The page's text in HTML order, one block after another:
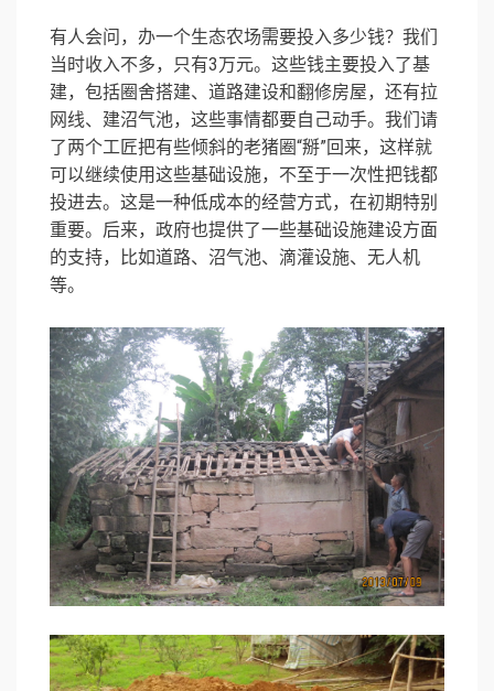
有人会问，办一个生态农场需要投入多少钱？我们
当时收入不多，只有3万元。这些钱主要投入了基
建，包括圈舍搭建、道路建设和翻修房屋，还有拉
网线、建沼气池，这些事情都要自己动手。我们请
了两个工匠把有些倾斜的老猪圈“掰”回来，这样就
可以继续使用这些基础设施，不至于一次性把钱都
投进去。这是一种低成本的经营方式，在初期特别
重要。后来，政府也提供了一些基础设施建设方面
的支持，比如道路、沼气池、滴灌设施、无人机
等。